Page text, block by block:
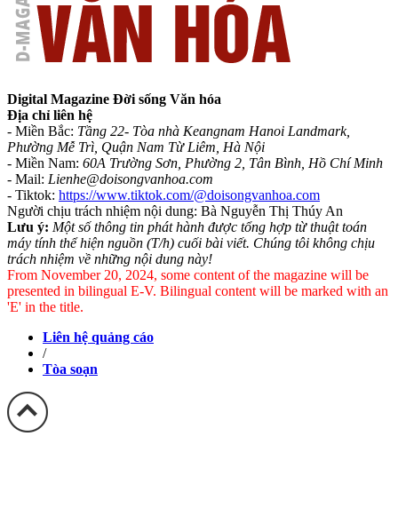
Digital Magazine Đời sống Văn hóa
Địa chỉ liên hệ
- Miền Bắc: Tầng 22- Tòa nhà Keangnam Hanoi Landmark,
Phường Mễ Trì, Quận Nam Từ Liêm, Hà Nội
- Miền Nam: 60A Trường Sơn, Phường 2, Tân Bình, Hồ Chí Minh
- Mail: Lienhe@doisongvanhoa.com
- Tiktok: https://www.tiktok.com/@doisongvanhoa.com
Người chịu trách nhiệm nội dung: Bà Nguyễn Thị Thúy An
Lưu ý: Một số thông tin phát hành được tổng hợp từ thuật toán
máy tính thể hiện nguồn (T/h) cuối bài viết. Chúng tôi không chịu
trách nhiệm về những nội dung này!
From November 20, 2024, some content of the magazine will be
presented in bilingual E-V. Bilingual content will be marked with an
'E' in the title.
Liên hệ quảng cáo
/
Tòa soạn